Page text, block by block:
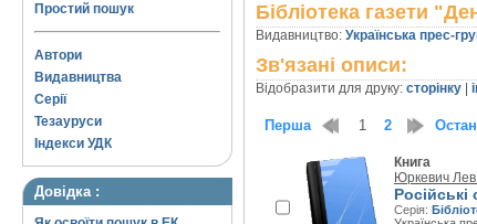
Простий пошук
Автори
Видавництва
Серії
Тезауруси
Індекси УДК
Довідка :
Бібліотека газети
Видавництво: Українська прес-
Зв'язані описи:
Відобразити для друку: сторінку
Перша 1 2
Книга
Юркевич
Серія: